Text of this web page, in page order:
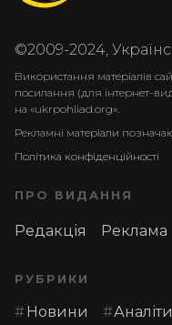
©2009-2024,
Використання матеріалів
посилання (для інтернет-
на «ukrpohliad.org».
Рекламні матеріали
Політика конфіденційності
ПРО ВИДАННЯ
Редакція Реклама
РУБРИКИ
Новини